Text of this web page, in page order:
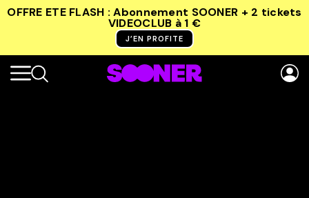
OFFRE ETE FLASH : Abonnement SOONER + 2 tickets
VIDEOCLUB à 1 €
J’EN PROFITE